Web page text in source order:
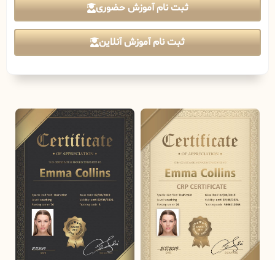
ثبت نام آموزش حضوری
ثبت نام آموزش آنلاین